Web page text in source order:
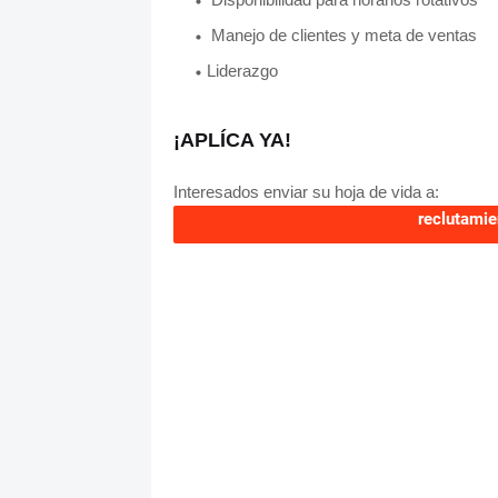
Manejo de clientes y meta de ventas
Liderazgo
¡APLÍCA YA!
Interesados enviar su hoja de vida a: